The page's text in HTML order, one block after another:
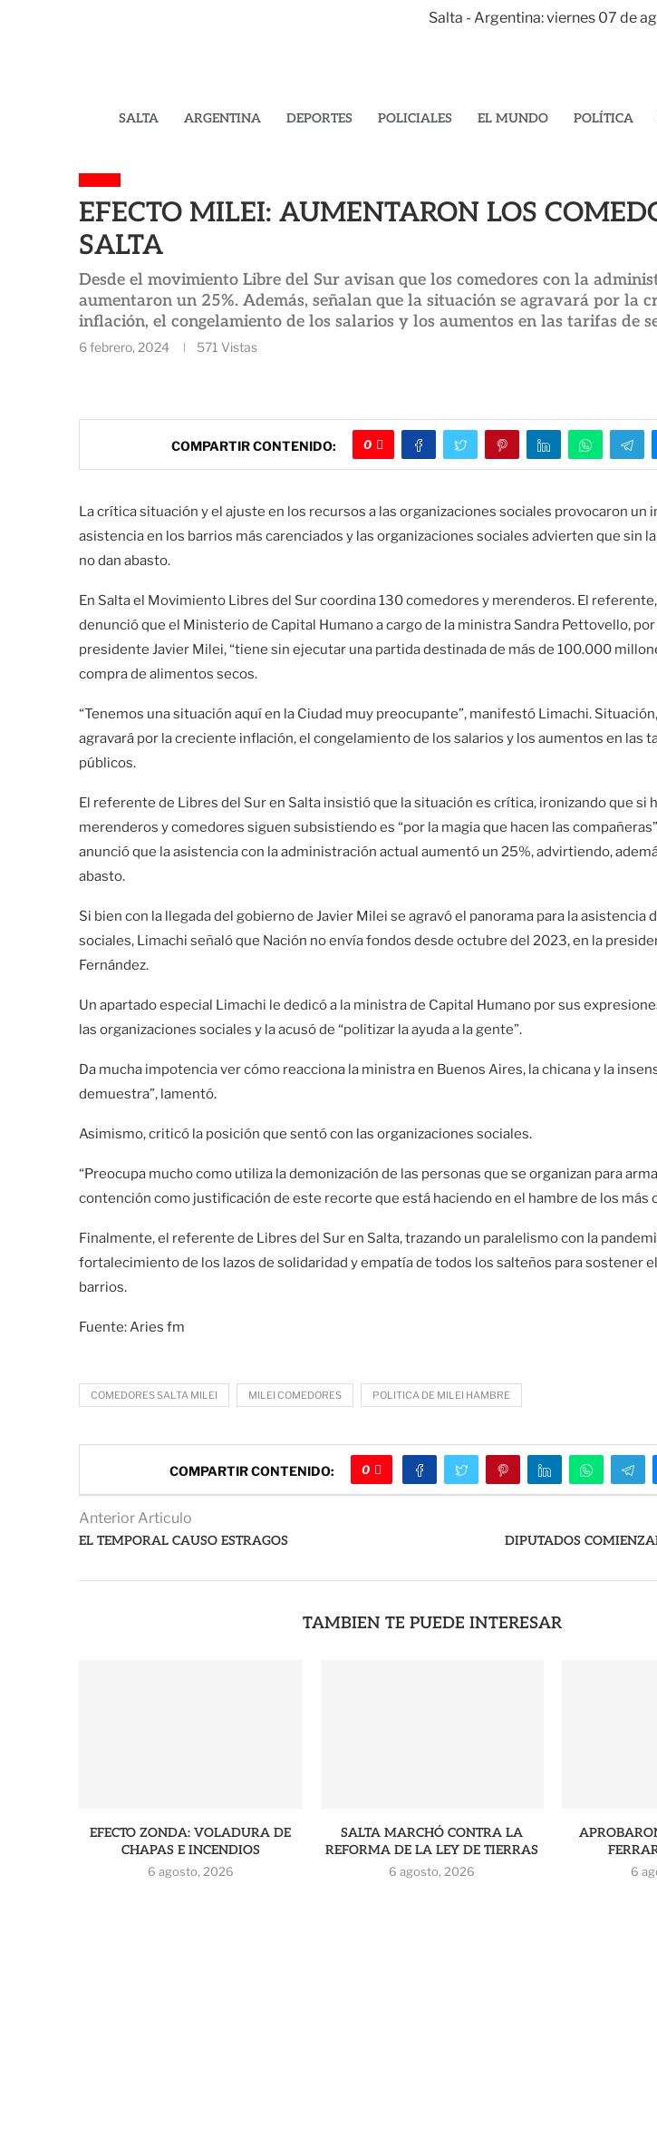
Salta - Argentina: viernes 07 de
SALTA ARGENTINA DEPORTES POLICIALES EL MUNDO POLÍTICA
EFECTO MILEI: AUMENTARON LOS
SALTA
Desde el movimiento Libre del Sur avisan que los comedores con la
aumentaron un 25%. Además, señalan que la situación se agravará por la
inflación, el congelamiento de los salarios y los aumentos en las tarifas de
6 febrero, 2024 571 Vistas
COMPARTIR CONTENIDO: 0
La crítica situación y el ajuste en los recursos a las organizaciones sociales provocaron un
asistencia en los barrios más carenciados y las organizaciones sociales advierten que sin
no dan abasto.
En Salta el Movimiento Libres del Sur coordina 130 comedores y merenderos. El
denunció que el Ministerio de Capital Humano a cargo de la ministra Sandra Pettovello,
presidente Javier Milei, “tiene sin ejecutar una partida destinada de más de 100.000
compra de alimentos secos.
“Tenemos una situación aquí en la Ciudad muy preocupante”, manifestó Limachi.
agravará por la creciente inflación, el congelamiento de los salarios y los aumentos en las
públicos.
El referente de Libres del Sur en Salta insistió que la situación es crítica, ironizando que si
merenderos y comedores siguen subsistiendo es “por la magia que hacen las
anunció que la asistencia con la administración actual aumentó un 25%, advirtiendo,
abasto.
Si bien con la llegada del gobierno de Javier Milei se agravó el panorama para la asistencia
sociales, Limachi señaló que Nación no envía fondos desde octubre del 2023, en la
Fernández.
Un apartado especial Limachi le dedicó a la ministra de Capital Humano por sus
las organizaciones sociales y la acusó de “politizar la ayuda a la gente”.
Da mucha impotencia ver cómo reacciona la ministra en Buenos Aires, la chicana y la
demuestra”, lamentó.
Asimismo, criticó la posición que sentó con las organizaciones sociales.
“Preocupa mucho como utiliza la demonización de las personas que se organizan para
contención como justificación de este recorte que está haciendo en el hambre de los más
Finalmente, el referente de Libres del Sur en Salta, trazando un paralelismo con la
fortalecimiento de los lazos de solidaridad y empatía de todos los salteños para sostener
barrios.
Fuente: Aries fm
COMEDORES SALTA MILEI MILEI COMEDORES POLITICA DE MILEI HAMBRE
COMPARTIR CONTENIDO: 0
Anterior Articulo
EL TEMPORAL CAUSO ESTRAGOS
DIPUTADOS
TAMBIEN TE PUEDE INTERESAR
EFECTO ZONDA: VOLADURA DE
CHAPAS E INCENDIOS
6 agosto, 2026
SALTA MARCHÓ CONTRA LA
REFORMA DE LA LEY DE TIERRAS
6 agosto, 2026 6